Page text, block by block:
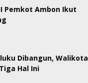
Pemkot Ambon Ikut
Dibangun, Walikota
Hal Ini